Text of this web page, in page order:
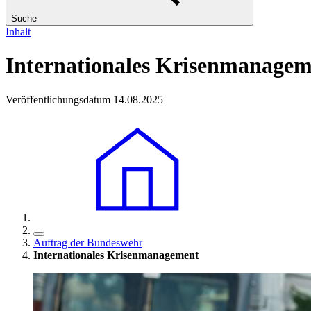
Suche
Inhalt
Internationales
Veröffentlichungsdatum 14.08.2025
Auftrag der Bundeswehr
Internationales Krisenmanagement